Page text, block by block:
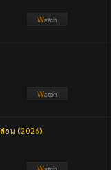
อน (2026)